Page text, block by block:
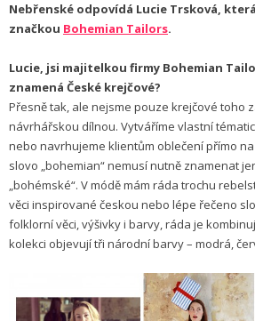
Nebřenské odpovídá Lucie Trsková,
značkou Bohemian Tailors.
Lucie, jsi majitelkou firmy Bohemian
znamená České krejčové?
Přesně tak, ale nejsme pouze krejčové toho
návrhářskou dílnou. Vytváříme vlastní
nebo navrhujeme klientům oblečení přímo
slovo „bohemian“ nemusí nutně znamenat
„bohémské“. V módě mám ráda trochu
věci inspirované českou nebo lépe řečeno
folklorní věci, výšivky i barvy, ráda je
kolekci objevují tři národní barvy – modrá,